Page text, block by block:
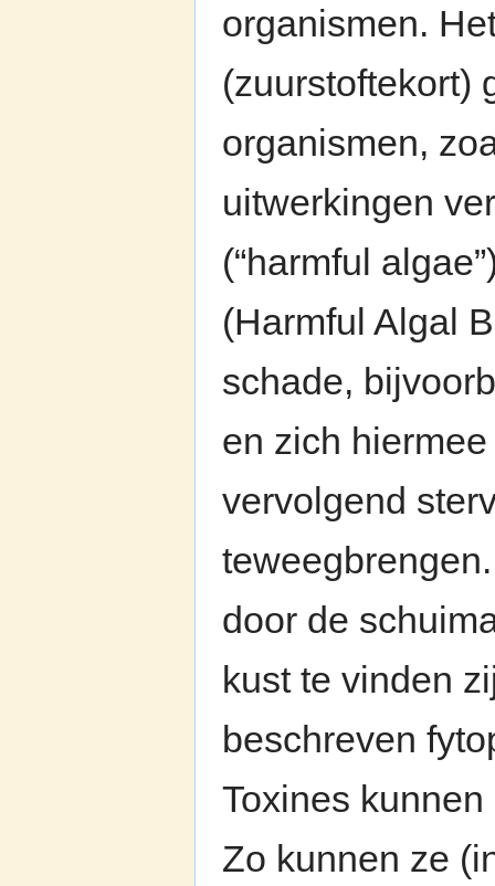
organismen.
(zuurstoftekort)
organismen,
uitwerkingen
(“harmful
(Harmful Algal
schade,
en zich
vervolgend
door de
kust te vinden
beschreven
Toxines
Zo kunnen ze